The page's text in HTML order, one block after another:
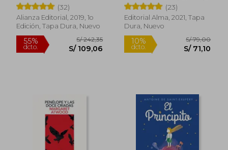
(32)
Alianza Editorial, 2019, 1o
Edición, Tapa Dura, Nuevo
Jacob
(23)
Editorial Alma, 2021, Tapa
Dura, Nuevo
Rápido